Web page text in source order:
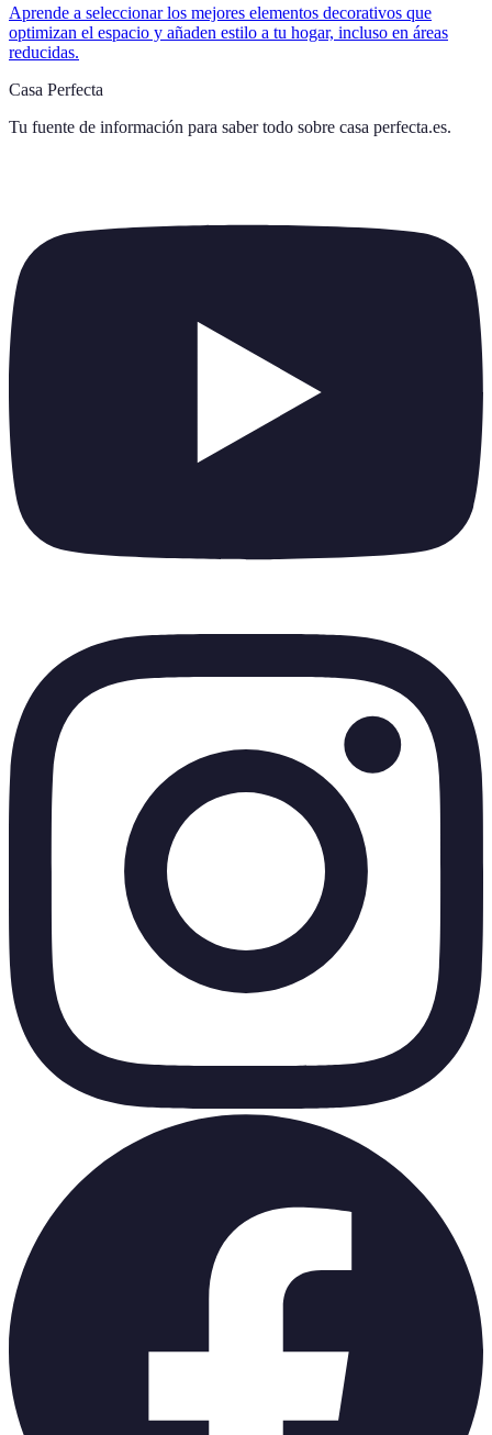
Aprende a seleccionar los mejores elementos decorativos que
optimizan el espacio y añaden estilo a tu hogar, incluso en áreas
reducidas.
Casa Perfecta
Tu fuente de información para saber todo sobre casa perfecta.es.